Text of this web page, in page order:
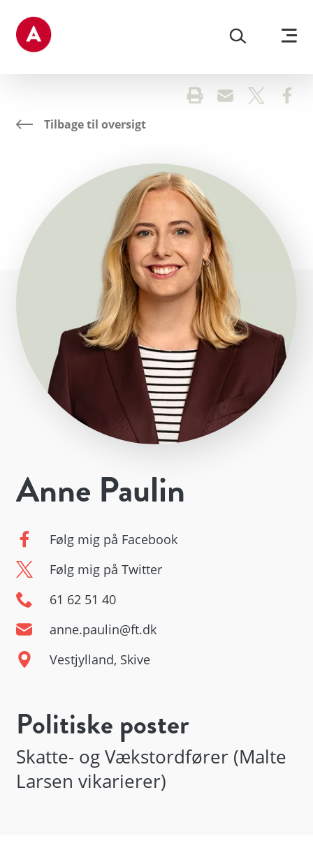
Tilbage til oversigt
Anne Paulin
Følg mig på Facebook
Følg mig på Twitter
61 62 51 40
anne.paulin@ft.dk
Vestjylland, Skive
Politiske poster
Skatte- og Vækstordfører (Malte
Larsen vikarierer)